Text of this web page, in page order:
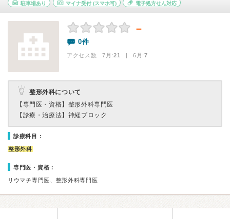
駐車場あり マイナ受付(スマホ可) 電子処方せん対応
－
0件
アクセス数 7月:21 | 6月:7
整形外科について
【専門医・資格】 整形外科専門医
【診療・治療法】 神経ブロック
診療科目：
整形外科
専門医・資格：
リウマチ専門医、整形外科専門医